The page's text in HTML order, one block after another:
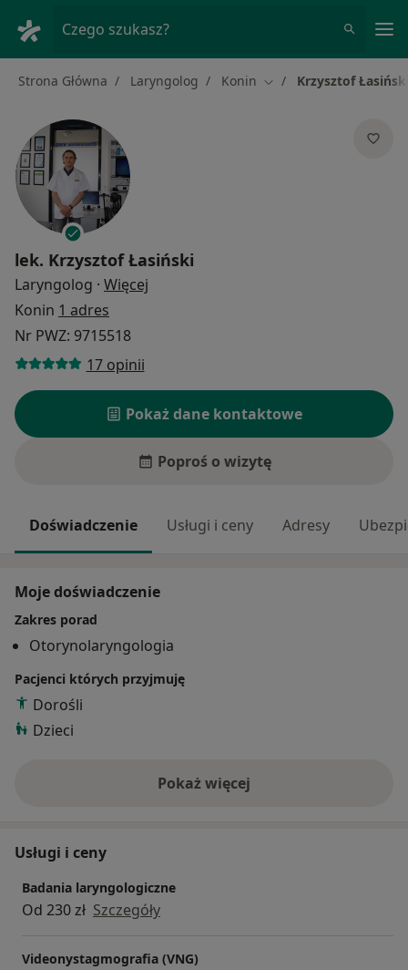
Czego szukasz?
Strona Główna Laryngolog Konin Zmień miasto
Krzysztof
lek. Krzysztof Łasiński
Laryngolog · Więcej
Konin 1 adres
Nr PWZ: 9715518
17 opinii
Pokaż dane kontaktowe
Poproś o wizytę
Doświadczenie Usługi i ceny Adresy
Moje doświadczenie
Zakres porad
Otorynolaryngologia
Pacjenci których przyjmuję
Dorośli
Dzieci
Pokaż więcejo doświadczeniu
Usługi i ceny
Badania laryngologiczne
Od 230 zł Szczegóły
Videonystagmografia (VNG)